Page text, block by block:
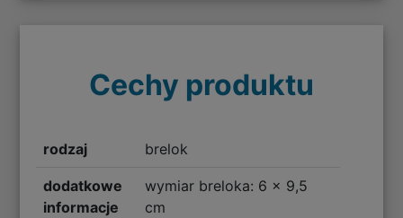
Cechy produktu
rodzaj brelok
dodatkowe
informacje
wymiar breloka: 6 x 9,5
cm